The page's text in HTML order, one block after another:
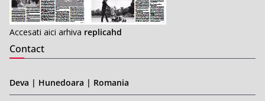
Accesati aici arhiva replicahd
Contact
Deva | Hunedoara | Romania